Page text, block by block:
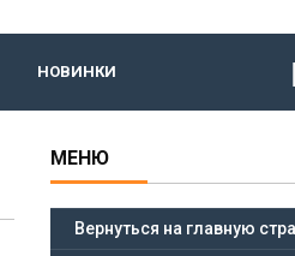
НОВИНКИ
Вернуться на главную